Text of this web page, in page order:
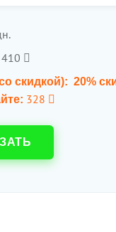
410
скидкой): 20%
328